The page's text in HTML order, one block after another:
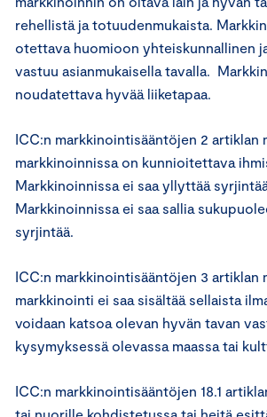
rehellistä ja totuudenmukaista.
otettava huomioon yhteiskunnallinen
vastuu asianmukaisella tavalla.
noudatettava hyvää liiketapaa.
ICC:n markkinointisääntöjen 2 artiklan
markkinoinnissa on kunnioitettava
Markkinoinnissa ei saa yllyttää
Markkinoinnissa ei saa sallia
syrjintää.
ICC:n markkinointisääntöjen 3 artiklan
markkinointi ei saa sisältää sellaista
voidaan katsoa olevan hyvän tavan
kysymyksessä olevassa maassa tai
ICC:n markkinointisääntöjen 18.1